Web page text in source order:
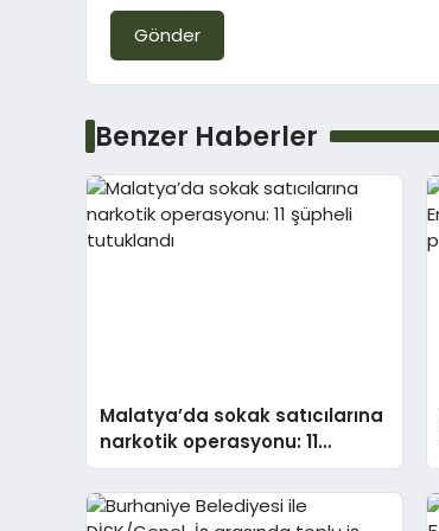
Gönder
Benzer Haberler
Malatya’da sokak satıcılarına
narkotik operasyonu: 11
şüpheli tutuklandı